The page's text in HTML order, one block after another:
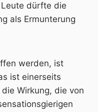
dürfte die
als Ermunterung
werden, ist
ist einerseits
Wirkung, die von